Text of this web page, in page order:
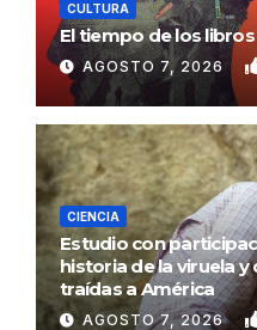
CULTURA
El tiempo de los libros
AGOSTO 7, 2026
CIENCIA
Estudio con
historia de la viruela
traídas a América
AGOSTO 7, 2026